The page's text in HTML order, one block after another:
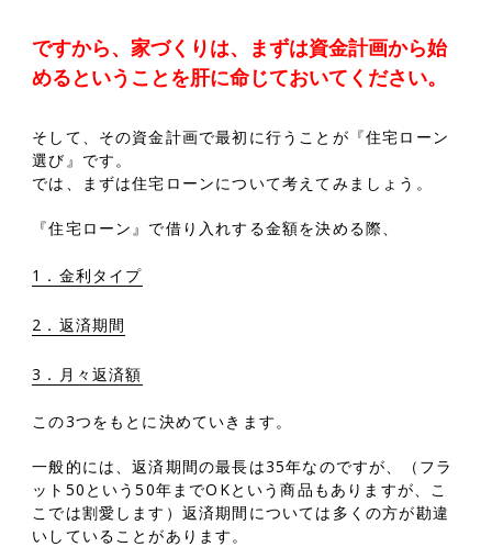
ですから、家づくりは、まずは資金計画から始
めるということを肝に命じておいてください。
そして、その資金計画で最初に行うことが『住宅ローン
選び』です。
では、まずは住宅ローンについて考えてみましょう。
『住宅ローン』で借り入れする金額を決める際、
1．金利タイプ
2．返済期間
3．月々返済額
この3つをもとに決めていきます。
一般的には、返済期間の最長は35年なのですが、（フラ
ット50という50年までOKという商品もありますが、こ
こでは割愛します）返済期間については多くの方が勘違
いしていることがあります。